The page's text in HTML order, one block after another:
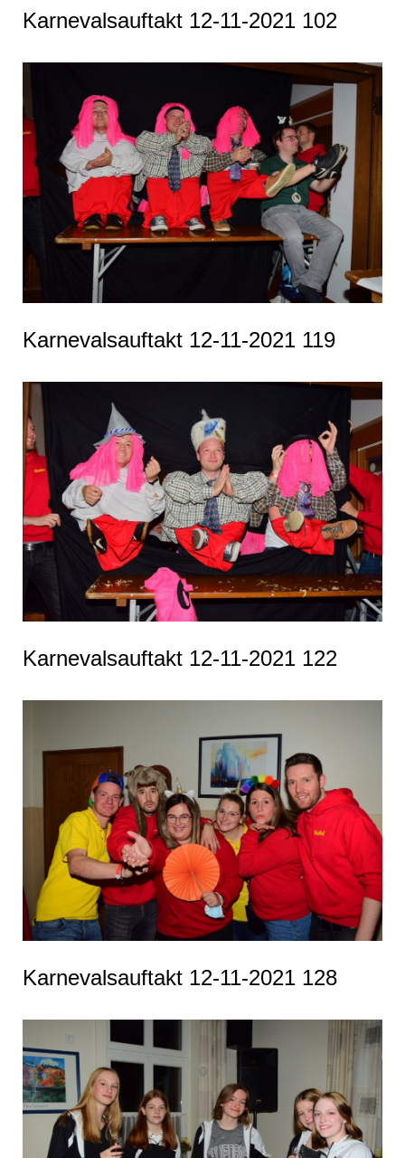
Karnevalsauftakt 12-11-2021 102
Karnevalsauftakt 12-11-2021 119
Karnevalsauftakt 12-11-2021 122
Karnevalsauftakt 12-11-2021 128